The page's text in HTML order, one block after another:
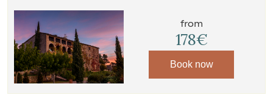
from
178€
Book now